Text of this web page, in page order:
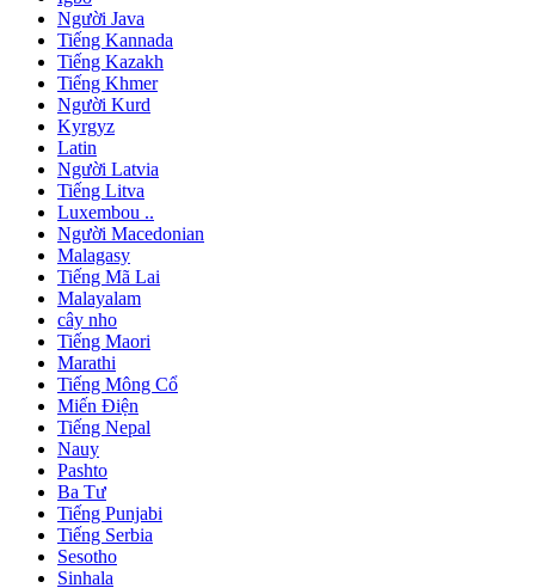
Người Java
Tiếng Kannada
Tiếng Kazakh
Tiếng Khmer
Người Kurd
Kyrgyz
Latin
Người Latvia
Tiếng Litva
Luxembou ..
Người Macedonian
Malagasy
Tiếng Mã Lai
Malayalam
cây nho
Tiếng Maori
Marathi
Tiếng Mông Cổ
Miến Điện
Tiếng Nepal
Nauy
Pashto
Ba Tư
Tiếng Punjabi
Tiếng Serbia
Sesotho
Sinhala